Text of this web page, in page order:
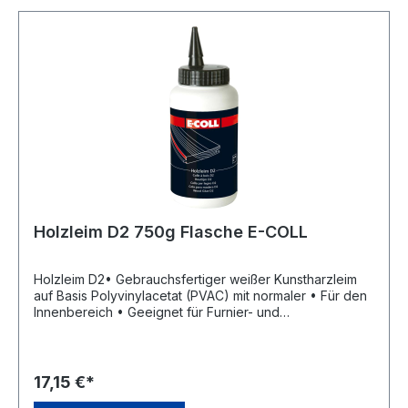
%Gefahrenhinweise:EUH210: Sicherheitsdatenblatt auf
Holzleim D2 750g Flasche E-COLL
Holzleim D2• Gebrauchsfertiger weißer Kunstharzleim
auf Basis Polyvinylacetat (PVAC) mit normaler • Für den
Innenbereich • Geeignet für Furnier- und
Hartkunststoffplatten (Duropal, Formica usw.) auf
Hartfaserplatten, Papier, Holzspanplatten und sonstigen
17,15 €*